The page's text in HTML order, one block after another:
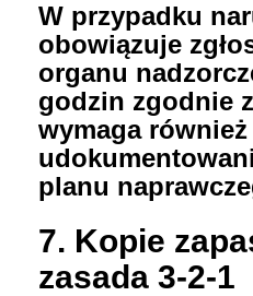
W przypadku
obowiązuje
organu
godzin zgodnie
wymaga
planu
7. Kopie
zasada 3-2-1